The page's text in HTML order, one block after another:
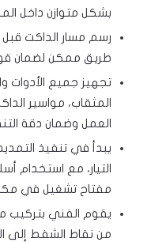
بشكل متوازن داخل
رسم مسار الداكت قبل
طريق ممكن لضمان
تجهيز جميع الأدوات
المثقاب، مواسير
العمل وضمان دقة
يبدأ في تنفيذ
التيار، مع استخدام
مفتاح تشغيل في
يقوم الفني بتركيب
من نقاط الشفط إلى